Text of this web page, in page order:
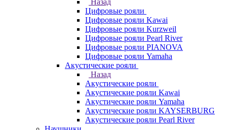
Назад
Цифровые рояли
Цифровые рояли Kawai
Цифровые рояли Kurzweil
Цифровые рояли Pearl River
Цифровые рояли PIANOVA
Цифровые рояли Yamaha
Акустические рояли
Назад
Акустические рояли
Акустические рояли Kawai
Акустические рояли Yamaha
Акустические рояли KAYSERBURG
Акустические рояли Pearl River